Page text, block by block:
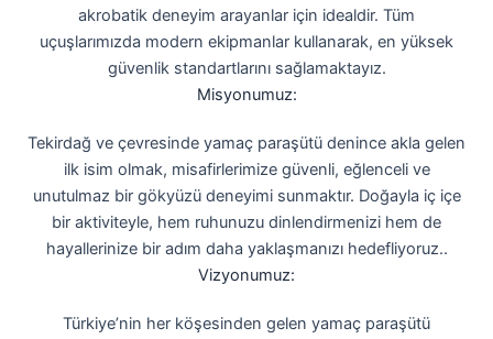
akrobatik deneyim arayanlar için idealdir. Tüm
uçuşlarımızda modern ekipmanlar kullanarak, en yüksek
güvenlik standartlarını sağlamaktayız.
Misyonumuz:
Tekirdağ ve çevresinde yamaç paraşütü denince akla gelen
ilk isim olmak, misafirlerimize güvenli, eğlenceli ve
unutulmaz bir gökyüzü deneyimi sunmaktır. Doğayla iç içe
bir aktiviteyle, hem ruhunuzu dinlendirmenizi hem de
hayallerinize bir adım daha yaklaşmanızı hedefliyoruz..
Vizyonumuz:
Türkiye’nin her köşesinden gelen yamaç paraşütü